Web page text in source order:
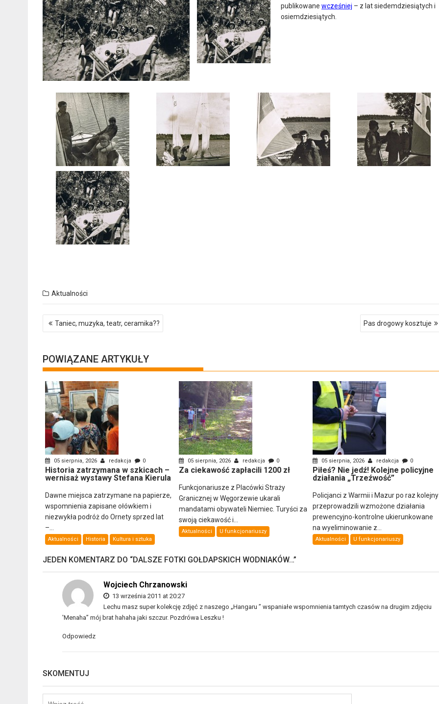
publikowane wcześniej – z lat siedemdziesiątych i
osiemdziesiątych.
Aktualności
Nawigacja
wpisu
Taniec, muzyka, teatr, ceramika?? Pas drogowy kosztuje
POWIĄZANE ARTYKUŁY
05 sierpnia, 2026 redakcja 0
Historia zatrzymana w szkicach –
wernisaż wystawy Stefana Kierula
Dawne miejsca zatrzymane na papierze,
wspomnienia zapisane ołówkiem i
niezwykła podróż do Ornety sprzed lat
–...
Aktualności Historia Kultura i sztuka
05 sierpnia, 2026 redakcja 0
Za ciekawość zapłacili 1200 zł
Funkcjonariusze z Placówki Straży
Granicznej w Węgorzewie ukarali
mandatami obywateli Niemiec. Turyści za
swoją ciekawość i...
Aktualności U funkcjonariuszy
05 sierpnia, 2026 redakcja 0
Piłeś? Nie jedź! Kolejne policyjne
działania „Trzeźwość”
Policjanci z Warmii i Mazur po raz kolejny
przeprowadzili wzmożone działania
prewencyjno-kontrolne ukierunkowane
na wyeliminowanie z...
Aktualności U funkcjonariuszy
JEDEN KOMENTARZ DO “DALSZE FOTKI GOŁDAPSKICH WODNIAKÓW…”
Wojciech Chrzanowski
13 września 2011 at 20:27
Lechu masz super kolekcję zdjęć z naszego „Hangaru ” wspaniałe wspomnienia tamtych czasów na drugim zdjęciu
'Menaha” mój brat hahaha jaki szczur. Pozdrówa Leszku !
Odpowiedz
SKOMENTUJ